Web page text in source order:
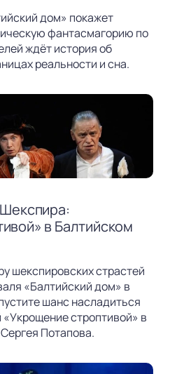
дом» покажет
фантасмагорию по
ждёт история об
реальности и сна.
в Балтийском
шекспировских страстей
«Балтийский дом» в
шанс насладиться
строптивой» в
Потапова.